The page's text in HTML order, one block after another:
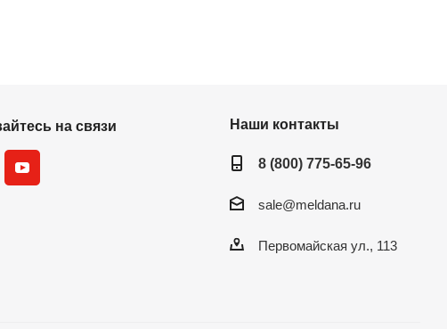
на связи Наши контакты
8 (800) 775-65-96
sale@meldana.ru
Первомайская ул., 113